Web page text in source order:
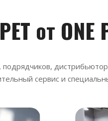
от ONE
сервис и